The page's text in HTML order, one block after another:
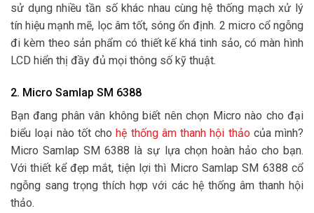
sử dụng nhiều tần số khác nhau cùng hệ thống mạch xử lý
tín hiệu mạnh mẽ, lọc âm tốt, sóng ổn định. 2 micro cổ ngỗng
đi kèm theo sản phẩm có thiết kế khá tinh sảo, có màn hình
LCD hiển thị đầy đủ mọi thông số kỹ thuật.
2. Micro Samlap SM 6388
Bạn đang phân vân không biết nên chọn Micro nào cho đại
biểu loại nào tốt chohệ thống âm thanh hội thảocủa mình?
Micro Samlap SM 6388 là sự lựa chọn hoàn hảo cho bạn.
Với thiết kể đẹp mắt, tiện lợi thì Micro Samlap SM 6388 cổ
ngỗng sang trọng thích hợp với các hệ thống âm thanh hội
thảo.